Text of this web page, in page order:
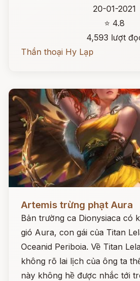
20-01-2021
⭐ 4.8
4,593 lượt
Thần thoại Hy Lạp
Artemis trừng phạt Aura
Bản trường ca Dionysiaca có
gió Aura, con gái của Titan
Oceanid Periboia. Về Titan
không rõ lai lịch của ông ta
này không hề được nhắc tới